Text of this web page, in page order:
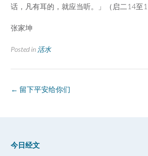
话，凡有耳的，就应当听。」（启二14至
张家坤
Posted in 活水
Post
← 留下平安给你们
今日经文